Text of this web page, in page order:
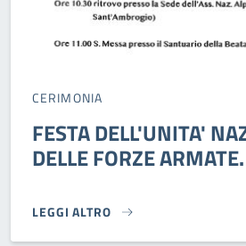
CERIMONIA
FESTA DELL'UNITA'
DELLE FORZE ARMATE.
LEGGI ALTRO
FESTA DELL'UNITA' NAZIONALE E